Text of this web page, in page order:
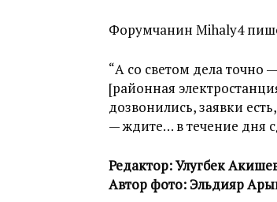
Форумчанин Mihaly4
“А со светом дела
[районная
дозвонились, заявки
— ждите… в течение дня
Редактор: Улугбек
Автор фото: Эльдияр